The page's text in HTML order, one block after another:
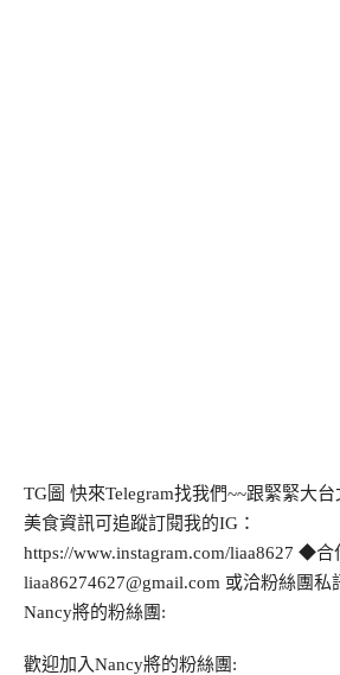
TG圖 快來Telegram找我們~~跟緊緊大
美食資訊可追蹤訂閱我的IG：
https://www.instagram.com/liaa8627 ◆
liaa86274627@gmail.com 或洽粉絲團私
Nancy將的粉絲團:
歡迎加入Nancy將的粉絲團: